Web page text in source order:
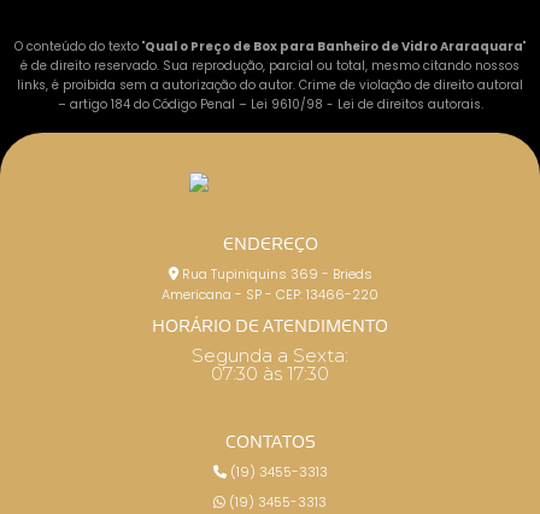
O conteúdo do texto "Qual o Preço de Box para Banheiro de Vidro Araraquara"
é de direito reservado. Sua reprodução, parcial ou total, mesmo citando nossos
links, é proibida sem a autorização do autor. Crime de violação de direito autoral
– artigo 184 do Código Penal – Lei 9610/98 - Lei de direitos autorais.
ENDEREÇO
Rua Tupiniquins 369 - Brieds
Americana - SP - CEP: 13466-220
HORÁRIO DE ATENDIMENTO
Segunda a Sexta:
07:30 às 17:30
CONTATOS
(19) 3455-3313
(19) 3455-3313